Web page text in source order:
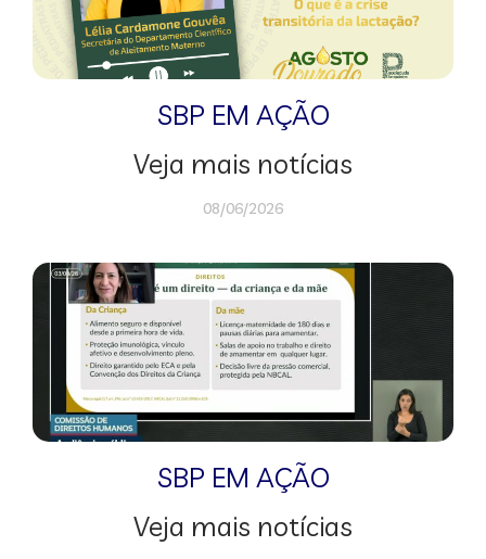
SBP EM AÇÃO
Veja mais notícias
08/06/2026
SBP EM AÇÃO
Veja mais notícias